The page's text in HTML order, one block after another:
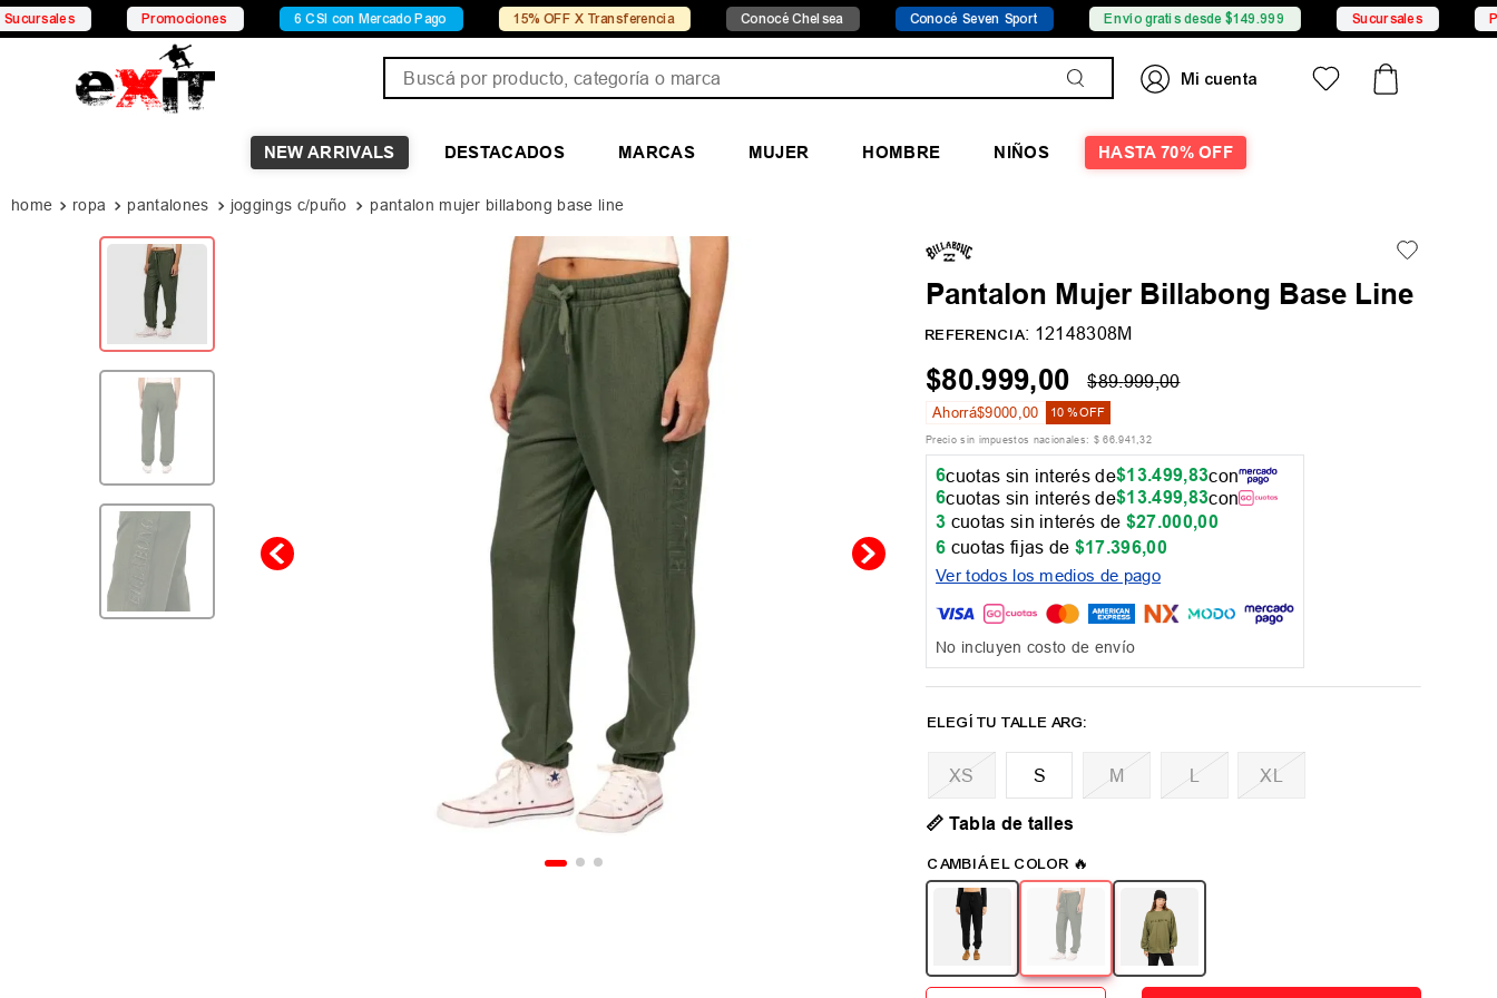
Promociones 6 CSI con Mercado Pago 15% OFF X Transferencia Conocé Chelsea Conocé Seven Sport Envío gratis desde $149.999 Sucursales
NEW ARRIVALS DESTACADOS MARCAS MUJER HOMBRE NIÑOS HASTA 70% OFF
ropa pantalones joggings c/puño pantalon mujer billabong base line
Pantalon Mujer Billabong Base Line
REFERENCIA: 12148308M
$80.999,00 $89.999,00
Ahorrá$9000,00 10 %OFF
Precio sin impuestos nacionales: $ 66.941,32
6cuotas sin interés de$13.499,83con
6cuotas sin interés de$13.499,83con
3 cuotas sin interés de $27.000,00
6 cuotas fijas de $17.396,00
Ver todos los medios de pago
No incluyen costo de envío
XS M L XL
📏 Tabla de talles